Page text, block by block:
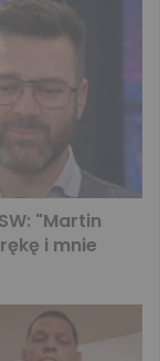
"Martin
i mnie